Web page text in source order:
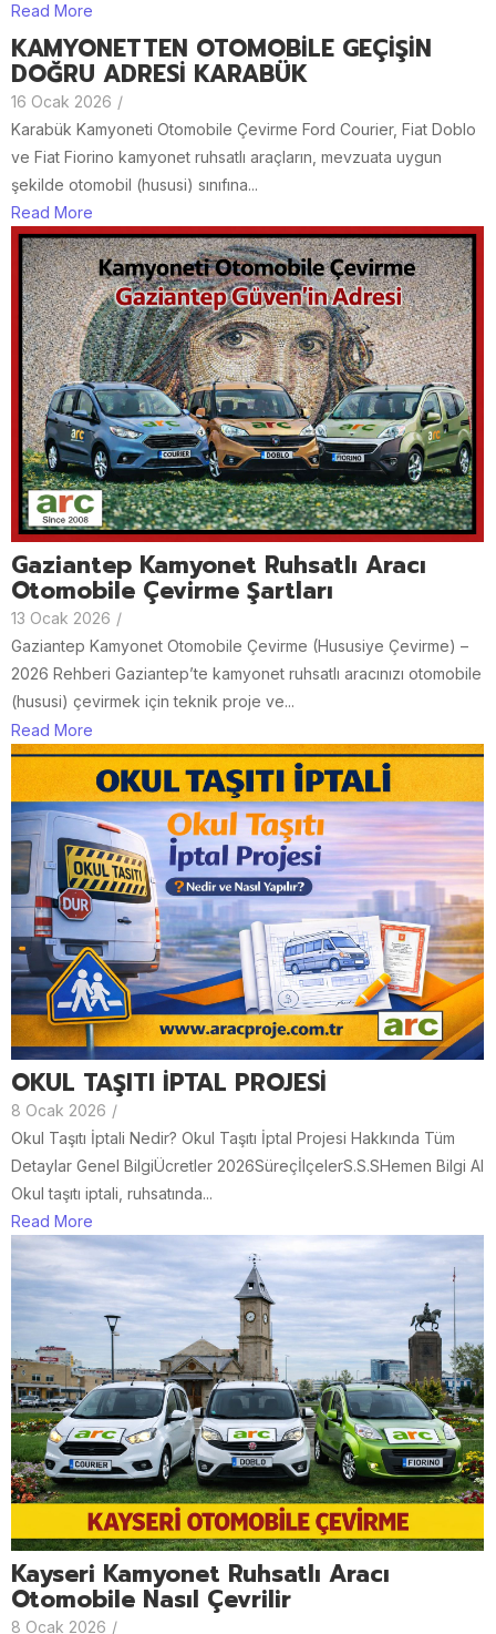
Read More
KAMYONETTEN OTOMOBİLE GEÇİŞİN
DOĞRU ADRESİ KARABÜK
16 Ocak 2026 /
Karabük Kamyoneti Otomobile Çevirme Ford Courier, Fiat Doblo
ve Fiat Fiorino kamyonet ruhsatlı araçların, mevzuata uygun
şekilde otomobil (hususi) sınıfına...
Read More
Gaziantep Kamyonet Ruhsatlı Aracı
Otomobile Çevirme Şartları
13 Ocak 2026 /
Gaziantep Kamyonet Otomobile Çevirme (Hususiye Çevirme) –
2026 Rehberi Gaziantep’te kamyonet ruhsatlı aracınızı otomobile
(hususi) çevirmek için teknik proje ve...
Read More
OKUL TAŞITI İPTAL PROJESİ
8 Ocak 2026 /
Okul Taşıtı İptali Nedir? Okul Taşıtı İptal Projesi Hakkında Tüm
Detaylar Genel BilgiÜcretler 2026SüreçİlçelerS.S.SHemen Bilgi Al
Okul taşıtı iptali, ruhsatında...
Read More
Kayseri Kamyonet Ruhsatlı Aracı
Otomobile Nasıl Çevrilir
8 Ocak 2026 /